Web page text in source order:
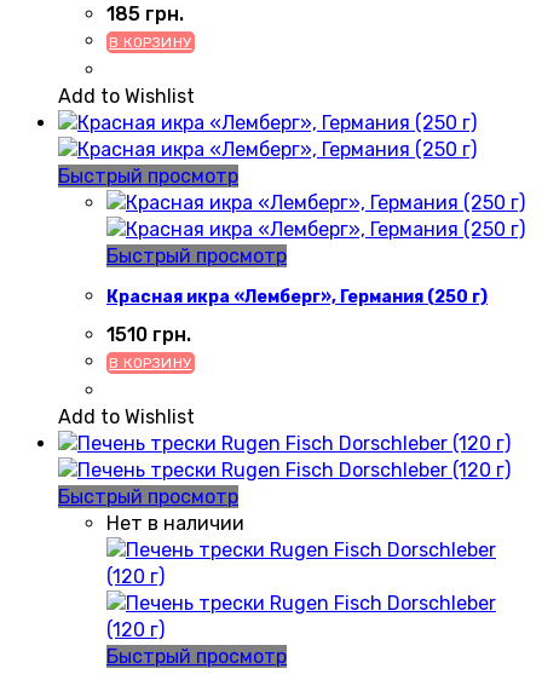
185 грн.
В КОРЗИНУ
Add to Wishlist
Быстрый просмотр
Быстрый просмотр
Красная икра «Лемберг», Германия (250 г)
1510 грн.
В КОРЗИНУ
Add to Wishlist
Быстрый просмотр
Нет в наличии
Быстрый просмотр